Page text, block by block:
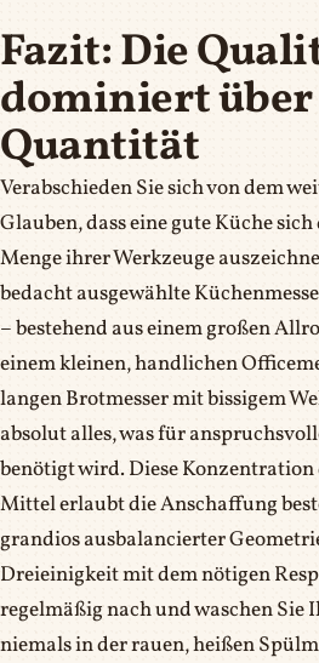
Fazit: Die
dominiert
Quantität
Verabschieden Sie sich von dem
Glauben, dass eine gute Küche
Menge ihrer Werkzeuge
bedacht ausgewählte
– bestehend aus einem großen
einem kleinen, handlichen
langen Brotmesser mit bissigem
absolut alles, was für
benötigt wird. Diese
Mittel erlaubt die Anschaffung
grandios ausbalancierter
Dreieinigkeit mit dem nötigen
regelmäßig nach und waschen Sie
niemals in der rauen, heißen